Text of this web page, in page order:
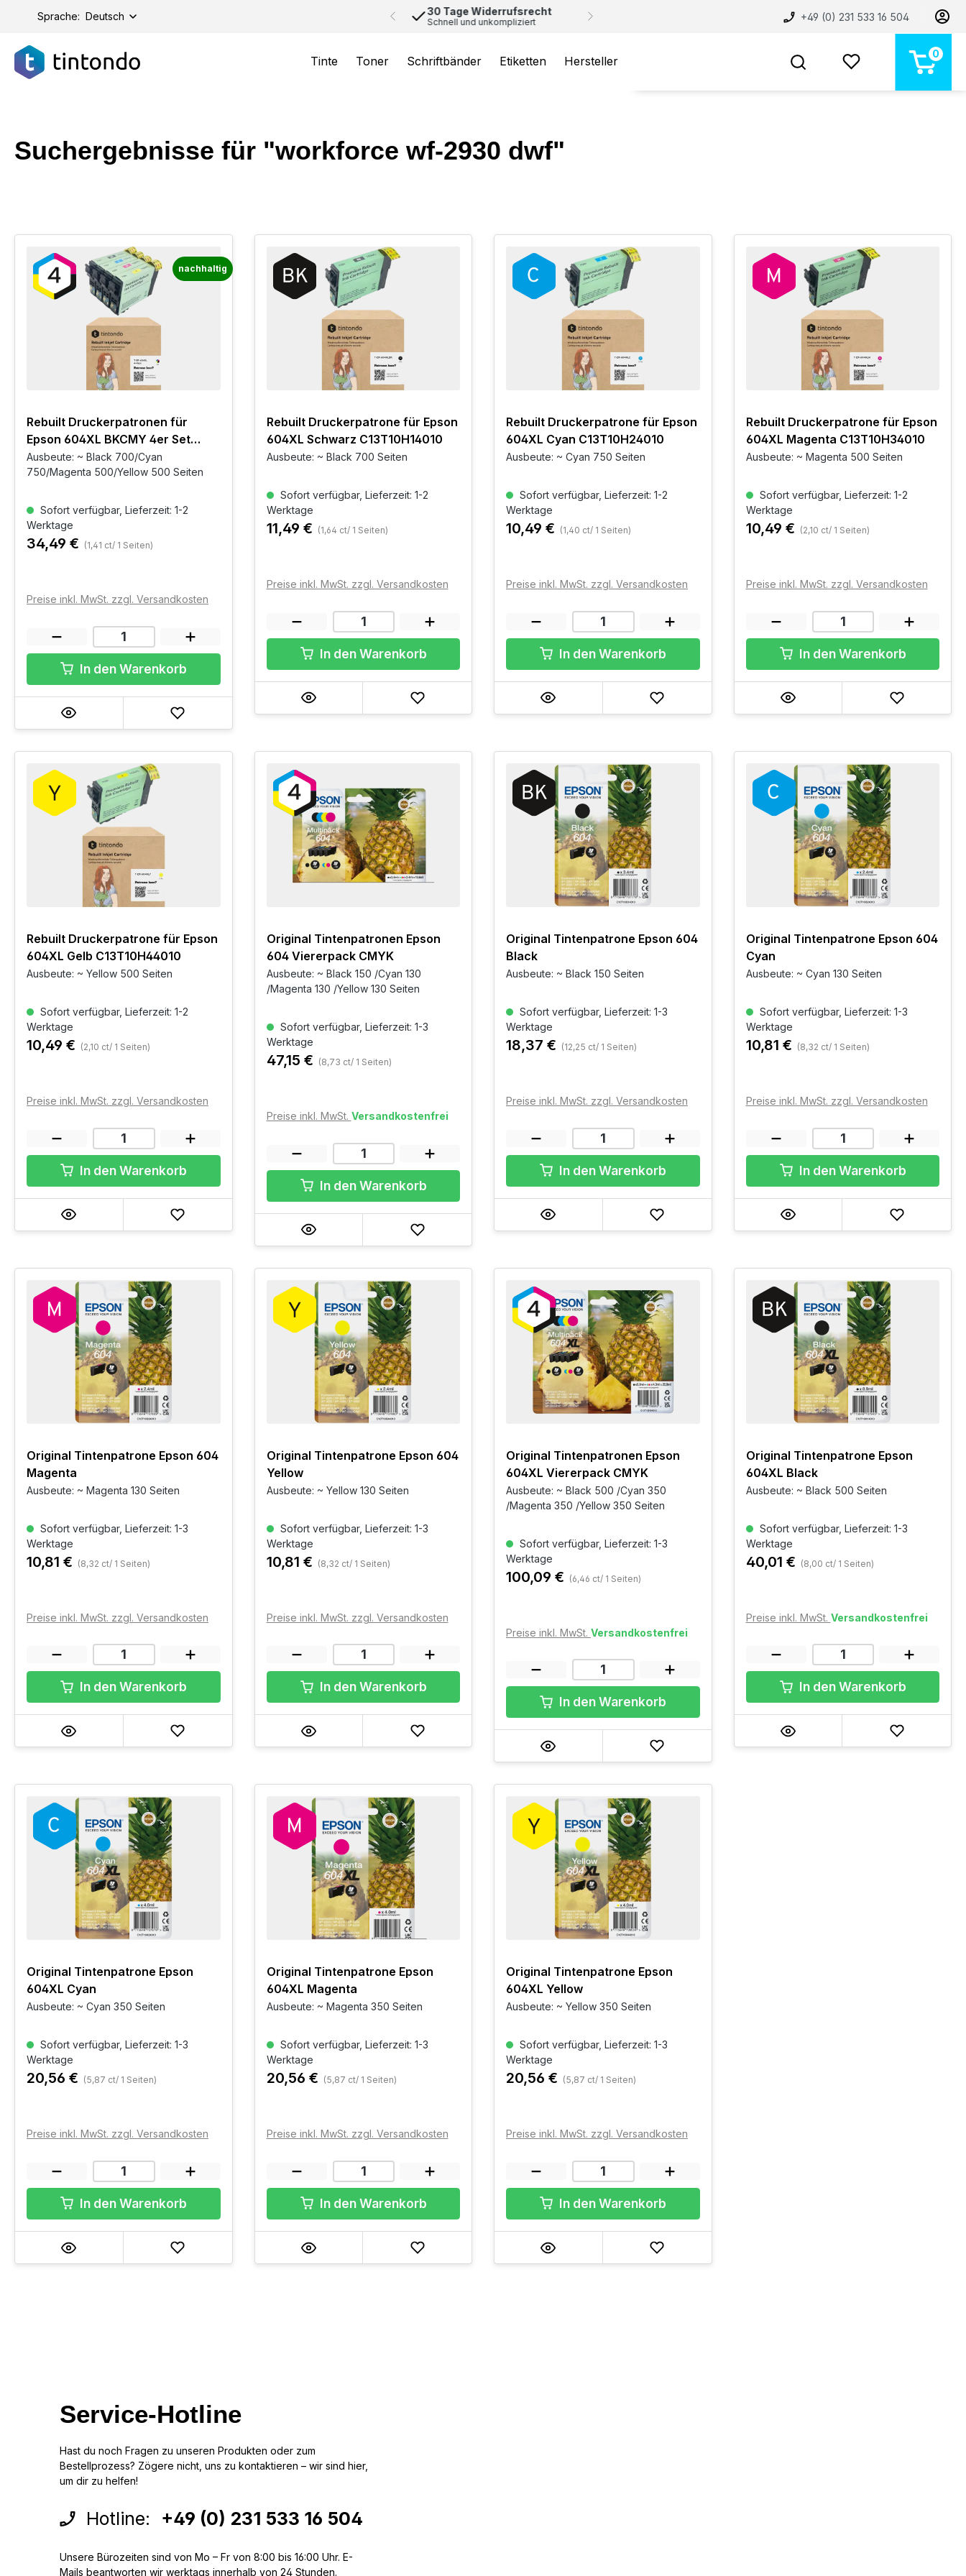
Zur Hauptnavigation springen
Sprache: Deutsch 30 Tage Widerrufsrecht
Schnell und unkompliziert +49 (0) 231 533 16 504
0
Tinte Toner Schriftbänder Etiketten Hersteller
Suchergebnisse für "workforce wf-2930 dwf"
nachhaltig
Rebuilt Druckerpatronen für
Epson 604XL BKCMY 4er Set
C13T10H64010
Ausbeute: ~ Black 700/Cyan
750/Magenta 500/Yellow 500 Seiten
Sofort verfügbar, Lieferzeit: 1-2
Werktage
34,49 € (1,41 ct/ 1 Seiten)
Preise inkl. MwSt. zzgl. Versandkosten
In den Warenkorb
Rebuilt Druckerpatrone für Epson
604XL Schwarz C13T10H14010
Ausbeute: ~ Black 700 Seiten
Sofort verfügbar, Lieferzeit: 1-2
Werktage
11,49 € (1,64 ct/ 1 Seiten)
Preise inkl. MwSt. zzgl. Versandkosten
In den Warenkorb
Rebuilt Druckerpatrone für Epson
604XL Cyan C13T10H24010
Ausbeute: ~ Cyan 750 Seiten
Sofort verfügbar, Lieferzeit: 1-2
Werktage
10,49 € (1,40 ct/ 1 Seiten)
Preise inkl. MwSt. zzgl. Versandkosten
In den Warenkorb
Rebuilt Druckerpatrone für Epson
604XL Magenta C13T10H34010
Ausbeute: ~ Magenta 500 Seiten
Sofort verfügbar, Lieferzeit: 1-2
Werktage
10,49 € (2,10 ct/ 1 Seiten)
Preise inkl. MwSt. zzgl. Versandkosten
In den Warenkorb
Rebuilt Druckerpatrone für Epson
604XL Gelb C13T10H44010
Ausbeute: ~ Yellow 500 Seiten
Sofort verfügbar, Lieferzeit: 1-2
Werktage
10,49 € (2,10 ct/ 1 Seiten)
Preise inkl. MwSt. zzgl. Versandkosten
In den Warenkorb
Original Tintenpatronen Epson
604 Viererpack CMYK
Ausbeute: ~ Black 150 /Cyan 130
/Magenta 130 /Yellow 130 Seiten
Sofort verfügbar, Lieferzeit: 1-3
Werktage
47,15 € (8,73 ct/ 1 Seiten)
Preise inkl. MwSt. Versandkostenfrei
In den Warenkorb
Original Tintenpatrone Epson 604
Black
Ausbeute: ~ Black 150 Seiten
Sofort verfügbar, Lieferzeit: 1-3
Werktage
18,37 € (12,25 ct/ 1 Seiten)
Preise inkl. MwSt. zzgl. Versandkosten
In den Warenkorb
Original Tintenpatrone Epson 604
Cyan
Ausbeute: ~ Cyan 130 Seiten
Sofort verfügbar, Lieferzeit: 1-3
Werktage
10,81 € (8,32 ct/ 1 Seiten)
Preise inkl. MwSt. zzgl. Versandkosten
In den Warenkorb
Original Tintenpatrone Epson 604
Magenta
Ausbeute: ~ Magenta 130 Seiten
Sofort verfügbar, Lieferzeit: 1-3
Werktage
10,81 € (8,32 ct/ 1 Seiten)
Preise inkl. MwSt. zzgl. Versandkosten
In den Warenkorb
Original Tintenpatrone Epson 604
Yellow
Ausbeute: ~ Yellow 130 Seiten
Sofort verfügbar, Lieferzeit: 1-3
Werktage
10,81 € (8,32 ct/ 1 Seiten)
Preise inkl. MwSt. zzgl. Versandkosten
In den Warenkorb
Original Tintenpatronen Epson
604XL Viererpack CMYK
Ausbeute: ~ Black 500 /Cyan 350
/Magenta 350 /Yellow 350 Seiten
Sofort verfügbar, Lieferzeit: 1-3
Werktage
100,09 € (6,46 ct/ 1 Seiten)
Preise inkl. MwSt. Versandkostenfrei
In den Warenkorb
Original Tintenpatrone Epson
604XL Black
Ausbeute: ~ Black 500 Seiten
Sofort verfügbar, Lieferzeit: 1-3
Werktage
40,01 € (8,00 ct/ 1 Seiten)
Preise inkl. MwSt. Versandkostenfrei
In den Warenkorb
Original Tintenpatrone Epson
604XL Cyan
Ausbeute: ~ Cyan 350 Seiten
Sofort verfügbar, Lieferzeit: 1-3
Werktage
20,56 € (5,87 ct/ 1 Seiten)
Preise inkl. MwSt. zzgl. Versandkosten
In den Warenkorb
Original Tintenpatrone Epson
604XL Magenta
Ausbeute: ~ Magenta 350 Seiten
Sofort verfügbar, Lieferzeit: 1-3
Werktage
20,56 € (5,87 ct/ 1 Seiten)
Preise inkl. MwSt. zzgl. Versandkosten
In den Warenkorb
Original Tintenpatrone Epson
604XL Yellow
Ausbeute: ~ Yellow 350 Seiten
Sofort verfügbar, Lieferzeit: 1-3
Werktage
20,56 € (5,87 ct/ 1 Seiten)
Preise inkl. MwSt. zzgl. Versandkosten
In den Warenkorb
Service-Hotline
Hast du noch Fragen zu unseren Produkten oder zum
Bestellprozess? Zögere nicht, uns zu kontaktieren – wir sind hier,
um dir zu helfen!
Hotline: +49 (0) 231 533 16 504
Unsere Bürozeiten sind von Mo – Fr von 8:00 bis 16:00 Uhr. E-
Mails beantworten wir werktags innerhalb von 24 Stunden.
STORE